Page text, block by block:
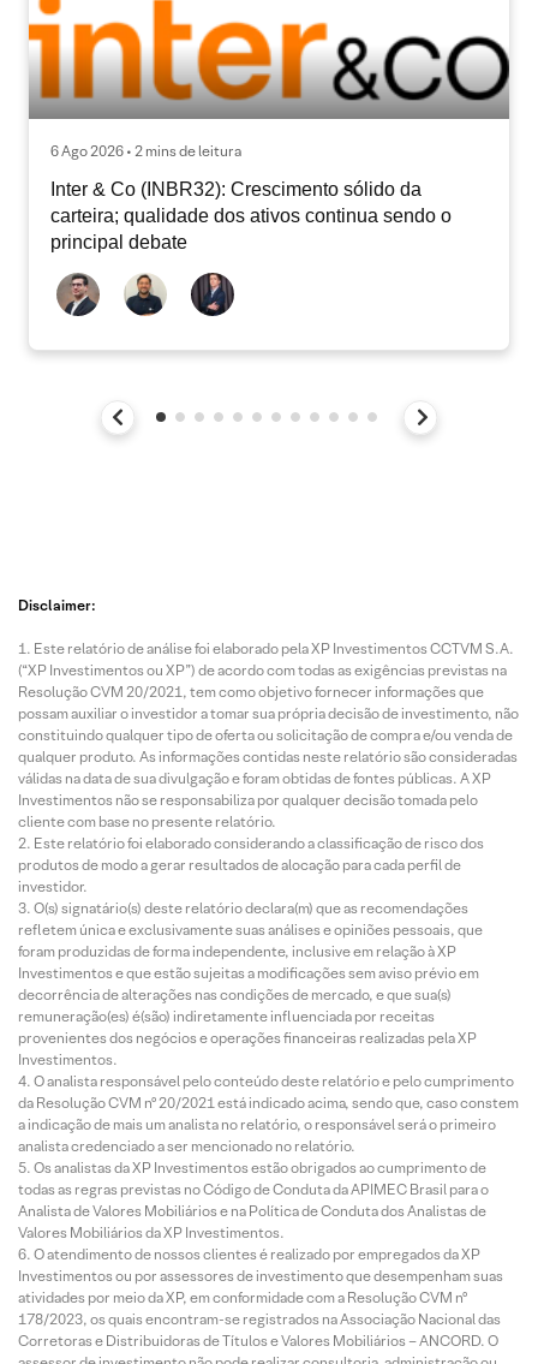
6 Ago 2026 • 2 mins de leitura
Inter & Co (INBR32): Crescimento sólido da
carteira; qualidade dos ativos continua sendo o
principal debate
Disclaimer:
Este relatório de análise foi elaborado pela XP Investimentos CCTVM S.A.
(“XP Investimentos ou XP”) de acordo com todas as exigências previstas na
Resolução CVM 20/2021, tem como objetivo fornecer informações que
possam auxiliar o investidor a tomar sua própria decisão de investimento, não
constituindo qualquer tipo de oferta ou solicitação de compra e/ou venda de
qualquer produto. As informações contidas neste relatório são consideradas
válidas na data de sua divulgação e foram obtidas de fontes públicas. A XP
Investimentos não se responsabiliza por qualquer decisão tomada pelo
cliente com base no presente relatório.
Este relatório foi elaborado considerando a classificação de risco dos
produtos de modo a gerar resultados de alocação para cada perfil de
investidor.
O(s) signatário(s) deste relatório declara(m) que as recomendações
refletem única e exclusivamente suas análises e opiniões pessoais, que
foram produzidas de forma independente, inclusive em relação à XP
Investimentos e que estão sujeitas a modificações sem aviso prévio em
decorrência de alterações nas condições de mercado, e que sua(s)
remuneração(es) é(são) indiretamente influenciada por receitas
provenientes dos negócios e operações financeiras realizadas pela XP
Investimentos.
O analista responsável pelo conteúdo deste relatório e pelo cumprimento
da Resolução CVM nº 20/2021 está indicado acima, sendo que, caso constem
a indicação de mais um analista no relatório, o responsável será o primeiro
analista credenciado a ser mencionado no relatório.
Os analistas da XP Investimentos estão obrigados ao cumprimento de
todas as regras previstas no Código de Conduta da APIMEC Brasil para o
Analista de Valores Mobiliários e na Política de Conduta dos Analistas de
Valores Mobiliários da XP Investimentos.
O atendimento de nossos clientes é realizado por empregados da XP
Investimentos ou por assessores de investimento que desempenham suas
atividades por meio da XP, em conformidade com a Resolução CVM nº
178/2023, os quais encontram-se registrados na Associação Nacional das
Corretoras e Distribuidoras de Títulos e Valores Mobiliários – ANCORD. O